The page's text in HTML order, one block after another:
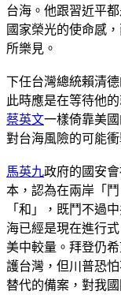
台海。他跟習近平
國家榮光的使命感
所樂見。
下任台灣總統賴清
此時應是在等待他
蔡英文一樣倚靠美
對台海風險的可能衝
馬英九政府的國安
本，認為在兩岸「
「和」，既鬥不過
海已經是現在進行
美中較量。拜登仍
護台灣，但川普恐
替代的備案，對我